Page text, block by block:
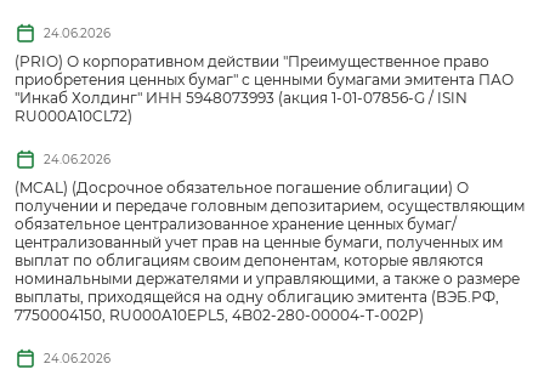
24.06.2026
(PRIO) О корпоративном действии "Преимущественное право
приобретения ценных бумаг" с ценными бумагами эмитента ПАО
"Инкаб Холдинг" ИНН 5948073993 (акция 1-01-07856-G / ISIN
RU000A10CL72)
24.06.2026
(MCAL) (Досрочное обязательное погашение облигации) О
получении и передаче головным депозитарием, осуществляющим
обязательное централизованное хранение ценных бумаг/
централизованный учет прав на ценные бумаги, полученных им
выплат по облигациям своим депонентам, которые являются
номинальными держателями и управляющими, а также о размере
выплаты, приходящейся на одну облигацию эмитента (ВЭБ.РФ,
7750004150, RU000A10EPL5, 4B02-280-00004-T-002P)
24.06.2026